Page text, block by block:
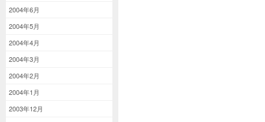
2004年6月
2004年5月
2004年4月
2004年3月
2004年2月
2004年1月
2003年12月